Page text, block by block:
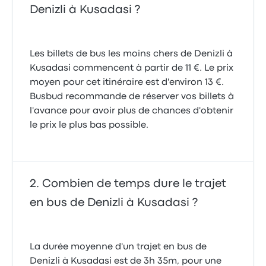
Denizli à Kusadasi ?
Les billets de bus les moins chers de Denizli à
Kusadasi commencent à partir de 11 €. Le prix
moyen pour cet itinéraire est d'environ 13 €.
Busbud recommande de réserver vos billets à
l'avance pour avoir plus de chances d'obtenir
le prix le plus bas possible.
Combien de temps dure le trajet
en bus de Denizli à Kusadasi ?
La durée moyenne d'un trajet en bus de
Denizli à Kusadasi est de 3h 35m, pour une